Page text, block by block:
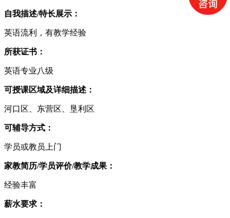
自我描述/特长展示：
英语流利，有教学经验
所获证书：
英语专业八级
可授课区域及详细描述：
河口区、东营区、垦利区
可辅导方式：
学员或教员上门
家教简历/学员评价/教学成果：
经验丰富
薪水要求：